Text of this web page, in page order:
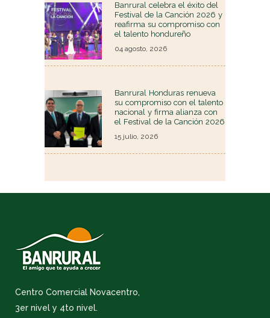
Banrural celebra el éxito del
Festival de la Canción 2026 y
reafirma su compromiso con
el talento hondureño
04 agosto, 2026
Banrural Honduras renueva
su compromiso con el talento
nacional y firma alianza con
el Festival de la Canción 2026
15 julio, 2026
Centro Comercial Novacentro,
3er nivel y 4to nivel.